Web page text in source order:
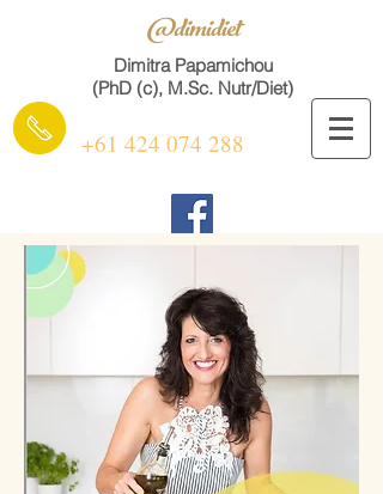
@dimidiet
+61 424 074 288
Dimitra Papamichou
(PhD (c), M.Sc. Nutr/Diet)